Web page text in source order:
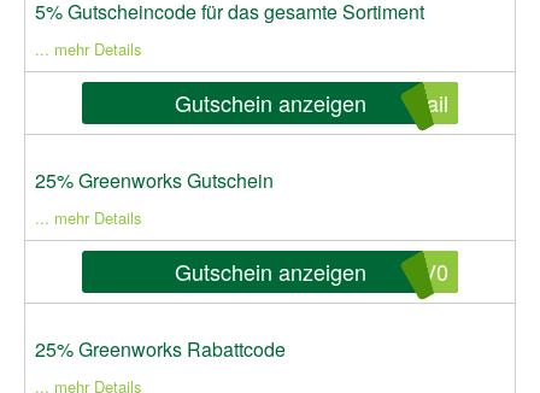
5% Gutscheincode für das gesamte Sortiment
... mehr Details
Gutschein anzeigen ail
25% Greenworks Gutschein
... mehr Details
Gutschein anzeigen QV0
25% Greenworks Rabattcode
... mehr Details